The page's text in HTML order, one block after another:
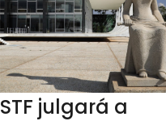
STF julgará a